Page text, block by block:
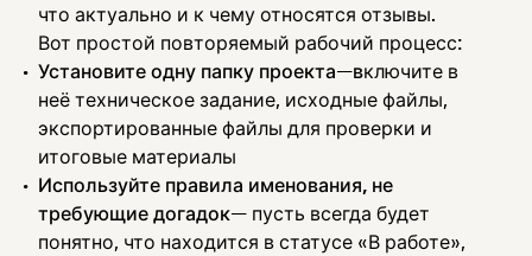
что актуально и к чему относятся отзывы.
Вот простой повторяемый рабочий процесс:
Установите одну папку проекта—включите в
неё техническое задание, исходные файлы,
экспортированные файлы для проверки и
итоговые материалы
Используйте правила именования, не
требующие догадок— пусть всегда будет
понятно, что находится в статусе «В работе»,